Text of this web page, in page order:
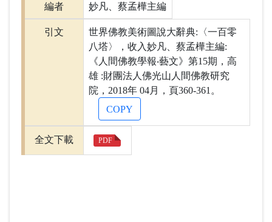
編者 妙凡、蔡孟樺主編
引文
世界佛教美術圖說大辭典:〈一百零
八塔〉，收入妙凡、蔡孟樺主編:
《人間佛教學報‧藝文》第15期，高
雄 :財團法人佛光山人間佛教研究
院，2018年 04月，頁360-361。
COPY
全文下載 PDF